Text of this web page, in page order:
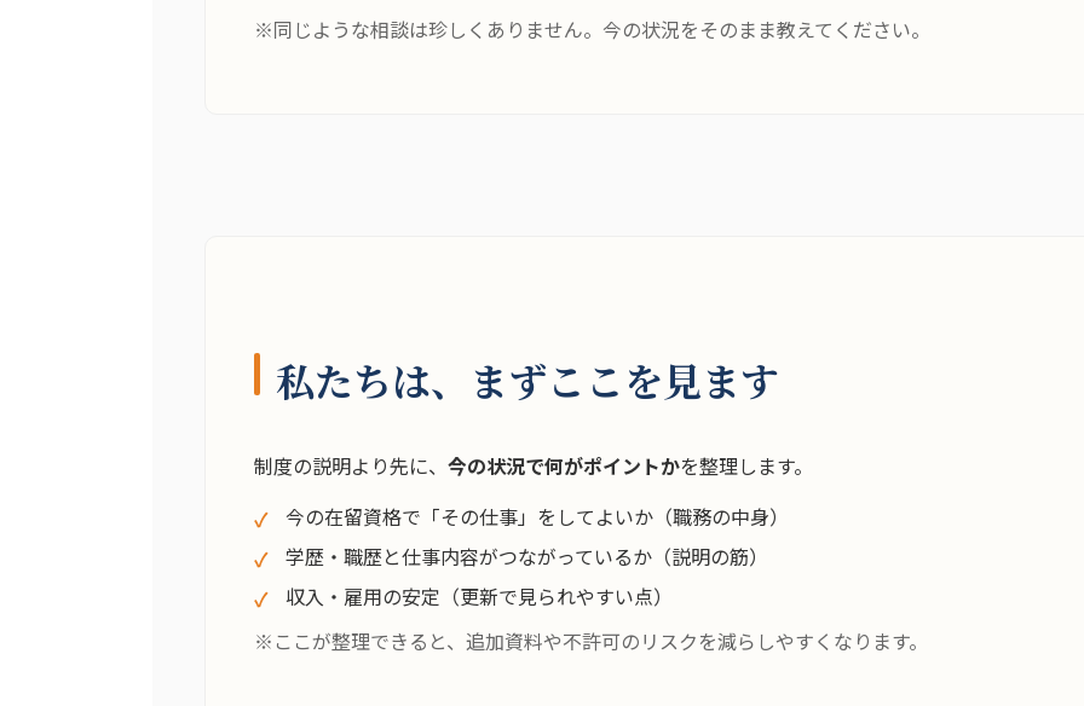
※同じような相談は珍しくありません。今の状況をそのまま教えてください。
私たちは、まずここを見ます
制度の説明より先に、今の状況で何がポイントかを整理します。
今の在留資格で「その仕事」をしてよいか（職務の中身）
学歴・職歴と仕事内容がつながっているか（説明の筋）
収入・雇用の安定（更新で見られやすい点）
※ここが整理できると、追加資料や不許可のリスクを減らしやすくなります。